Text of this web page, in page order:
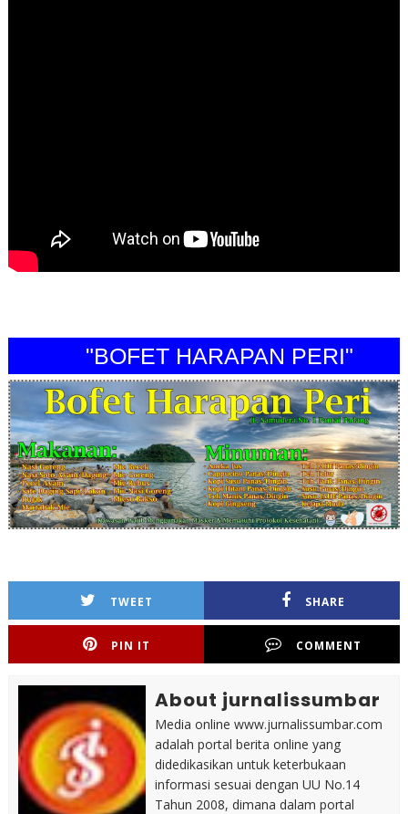
"BOFET HARAPAN PERI"
TWEET SHARE
PIN IT COMMENT
About jurnalissumbar
Media online www.jurnalissumbar.com
adalah portal berita online yang
didedikasikan untuk keterbukaan
informasi sesuai dengan UU No.14
Tahun 2008, dimana dalam portal